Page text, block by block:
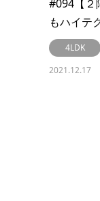
#094【２
もハイテ
【 4LDK
2021.12.17